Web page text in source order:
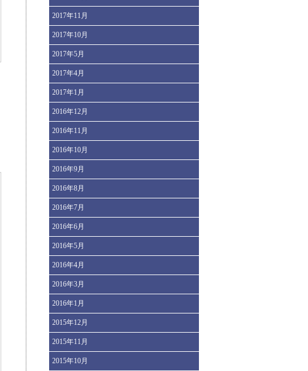
2017年11月
2017年10月
2017年5月
2017年4月
2017年1月
2016年12月
2016年11月
2016年10月
2016年9月
2016年8月
2016年7月
2016年6月
2016年5月
2016年4月
2016年3月
2016年1月
2015年12月
2015年11月
2015年10月